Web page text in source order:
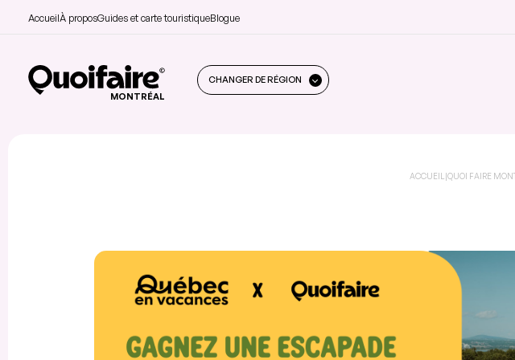
AccueilÀ proposGuides et carte touristiqueBlogue
MONTRÉAL
CHANGER DE RÉGION
ACCUEIL |QUOI FAIRE